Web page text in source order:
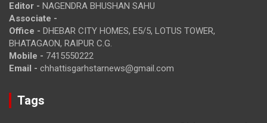
Editor - NAGENDRA BHUSHAN SAHU
Associate -
Office - DHEBAR CITY HOMES, E5/5, LOTUS TOWER,
BHATAGAON, RAIPUR C.G.
Mobile - 7415550222
Email - chhattisgarhstarnews@gmail.com
Tags